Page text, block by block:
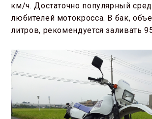
км/ч. Достаточно популярный
любителей мотокросса. В бак,
литров, рекомендуется заливать